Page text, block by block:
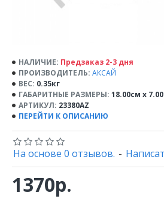
НАЛИЧИЕ: Предзаказ 2-3 дня
ПРОИЗВОДИТЕЛЬ: АКСАЙ
ВЕС: 0.35кг
ГАБАРИТНЫЕ РАЗМЕРЫ: 18.00см x
АРТИКУЛ: 23380AZ
ПЕРЕЙТИ К ОПИСАНИЮ
На основе 0 отзывов. -
1370р.